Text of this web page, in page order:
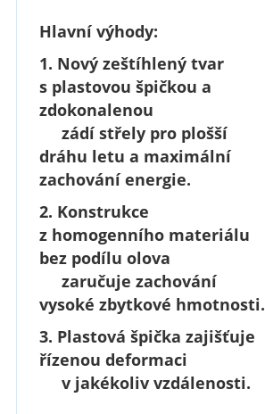
Hlavní výhody:
1. Nový zeštíhlený tvar
s plastovou špičkou a
zdokonalenou
zádí střely pro plošší
dráhu letu a maximální
zachování energie.
2. Konstrukce
z homogenního materiálu
bez podílu olova
zaručuje zachování
vysoké zbytkové hmotnosti.
3. Plastová špička zajišťuje
řízenou deformaci
v jakékoliv vzdálenosti.